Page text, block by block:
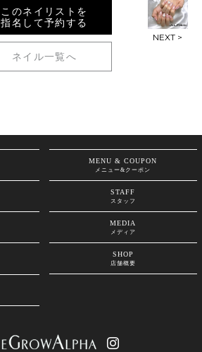
このネイリストを
指名して予約する
ネイル一覧へ
NEXT >
MENU & COUPON
メニュー&クーポン
STAFF
スタッフ
MEDIA
メディア
SHOP
店舗概要
